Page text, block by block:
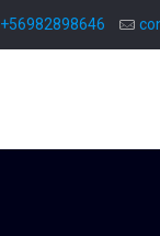
+56982898646